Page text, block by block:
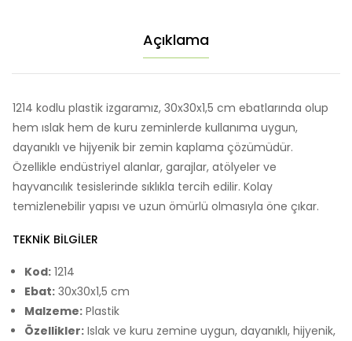
Açıklama
1214 kodlu plastik izgaramız, 30x30x1,5 cm ebatlarında olup
hem ıslak hem de kuru zeminlerde kullanıma uygun,
dayanıklı ve hijyenik bir zemin kaplama çözümüdür.
Özellikle endüstriyel alanlar, garajlar, atölyeler ve
hayvancılık tesislerinde sıklıkla tercih edilir. Kolay
temizlenebilir yapısı ve uzun ömürlü olmasıyla öne çıkar.
TEKNIK BILGILER
Kod: 1214
Ebat: 30x30x1,5 cm
Malzeme: Plastik
Özellikler: Islak ve kuru zemine uygun, dayanıklı, hijyenik,